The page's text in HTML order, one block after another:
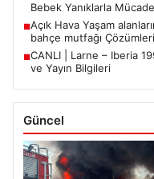
Bebek Yanıklarla
■Açık Hava Yaşam
bahçe mutfağı Çözümleri
■CANLI | Larne – Iberia
ve Yayın Bilgileri
Güncel